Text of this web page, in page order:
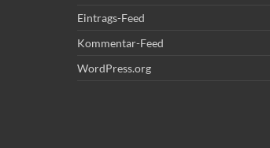
Eintrags-Feed
Kommentar-Feed
WordPress.org